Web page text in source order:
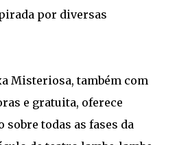
por diversas
Misteriosa, também com
e gratuita, oferece
todas as fases da